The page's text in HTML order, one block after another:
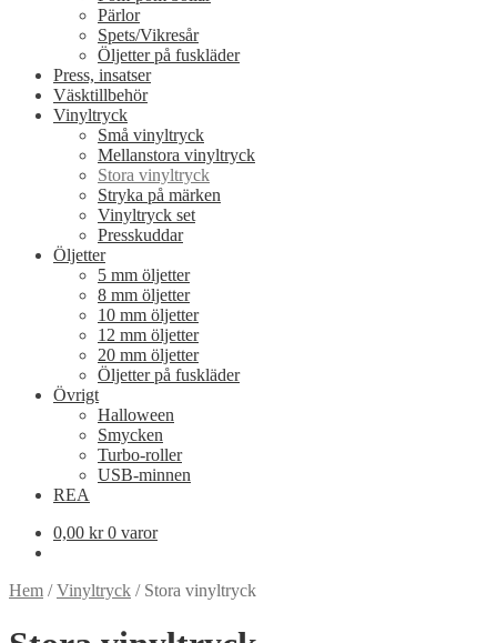
Pärlor
Spets/Vikresår
Öljetter på fuskläder
Press, insatser
Väsktillbehör
Vinyltryck
Små vinyltryck
Mellanstora vinyltryck
Stora vinyltryck
Stryka på märken
Vinyltryck set
Presskuddar
Öljetter
5 mm öljetter
8 mm öljetter
10 mm öljetter
12 mm öljetter
20 mm öljetter
Öljetter på fuskläder
Övrigt
Halloween
Smycken
Turbo-roller
USB-minnen
REA
0,00 kr 0 varor
Hem /Vinyltryck / Stora vinyltryck